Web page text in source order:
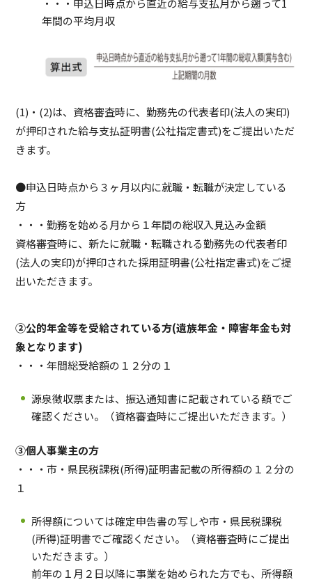
年間の平均月収
(1)・(2)は、資格審査時に、勤務先の代表者印(法人の実印)
が押印された給与支払証明書(公社指定書式)をご提出いただ
きます。
●申込日時点から３ヶ月以内に就職・転職が決定している
方
・・・勤務を始める月から１年間の総収入見込み金額
資格審査時に、新たに就職・転職される勤務先の代表者印
(法人の実印)が押印された採用証明書(公社指定書式)をご提
出いただきます。
②公的年金等を受給されている方(遺族年金・障害年金も対
象となります)
・・・年間総受給額の１２分の１
源泉徴収票または、振込通知書に記載されている額でご
確認ください。（資格審査時にご提出いただきます。）
③個人事業主の方
・・・市・県民税課税(所得)証明書記載の所得額の１２分の
１
所得額については確定申告書の写しや市・県民税課税
(所得)証明書でご確認ください。（資格審査時にご提出
いただきます。）
前年の１月２日以降に事業を始められた方でも、所得額